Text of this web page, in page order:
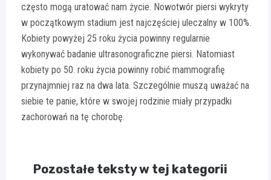
często mogą uratować nam życie. Nowotwór piersi wykryty
w początkowym stadium jest najczęściej uleczalny w 100%.
Kobiety powyżej 25 roku życia powinny regularnie
wykonywać badanie ultrasonograficzne piersi. Natomiast
kobiety po 50. roku życia powinny robić mammografię
przynajmniej raz na dwa lata. Szczególnie muszą uważać na
siebie te panie, które w swojej rodzinie miały przypadki
zachorowań na tę chorobę.
Pozostałe teksty w tej kategorii